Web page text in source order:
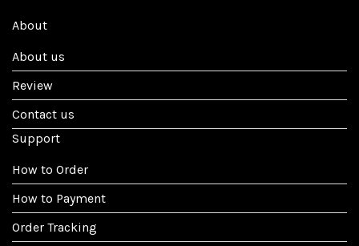
About
About us
Review
Contact us
Support
How to Order
How to Payment
Order Tracking